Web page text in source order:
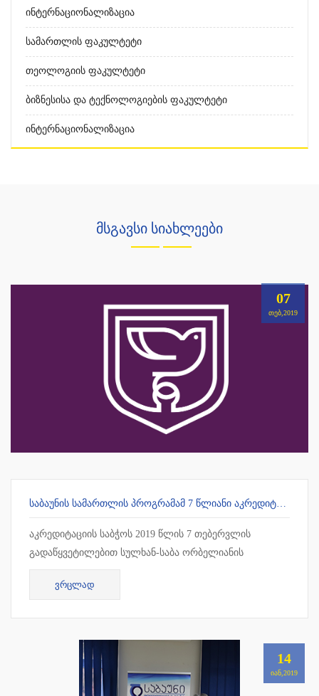
Ინტერნაციონალიზაცია
Სამართლის Ფაკულტეტი
Თეოლოგიის Ფაკულტეტი
Ბიზნესისა Და Ტექნოლოგიების Ფაკულტეტი
Ინტერნაციონალიზაცია
მსგავსი სიახლეები
07
ᲗᲔᲑ,2019
ᲡᲐᲑᲐᲣᲜᲘᲡ ᲡᲐᲛᲐᲠᲗᲚᲘᲡ ᲞᲠᲝᲒᲠᲐᲛᲐᲛ 7 ᲬᲚᲘᲐᲜᲘ ᲐᲙᲠᲔᲓᲘᲢᲐᲪᲘᲐ ᲛᲘᲘᲦᲝ
აკრედიტაციის საბჭოს 2019 წლის 7 თებერვლის
გადაწყვეტილებით სულხან-საბა ორბელიანის
უნივერსიტეტის სამართლის სამაგისტრო პროგრამამ 7
წლიანი უპირობო აკრედიტაცია მიიღო !!!
ᲕᲠᲪᲚᲐᲓ
14
ᲘᲐᲜ,2019